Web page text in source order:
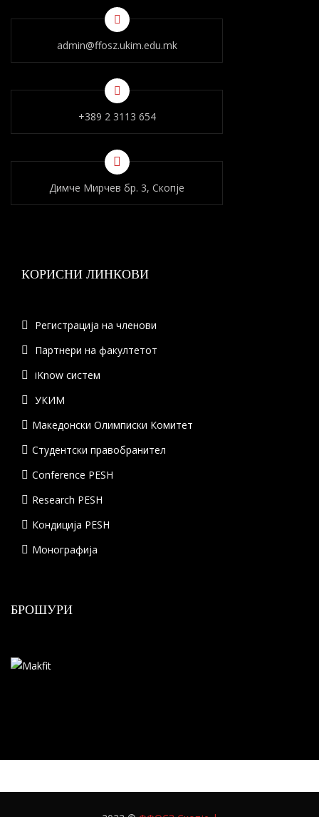
admin@ffosz.ukim.edu.mk
+389 2 3113 654
Димче Мирчев бр. 3, Скопје
КОРИСНИ ЛИНКОВИ
Регистрација на членови
Партнери на факултетот
iKnow систем
УКИМ
Македонски Олимписки Комитет
Студентски правобранител
Conference PESH
Research PESH
Кондиција PESH
Монографија
БРОШУРИ